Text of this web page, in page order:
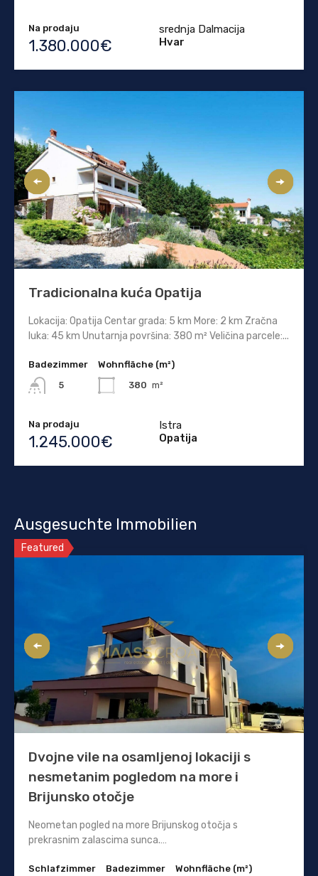
Na prodaju
1.380.000€
srednja Dalmacija
Hvar
Tradicionalna kuća Opatija
Lokacija: Opatija Centar grada: 5 km More: 2 km Zračna
luka: 45 km Unutarnja površina: 380 m² Veličina parcele:...
Badezimmer
5
Wohnfläche (m²)
380 m²
Na prodaju
1.245.000€
Istra
Opatija
Ausgesuchte Immobilien
Featured
Dvojne vile na osamljenoj lokaciji s
nesmetanim pogledom na more i
Brijunsko otočje
Neometan pogled na more Brijunskog otočja s
prekrasnim zalascima sunca.…
Schlafzimmer Badezimmer Wohnfläche (m²)